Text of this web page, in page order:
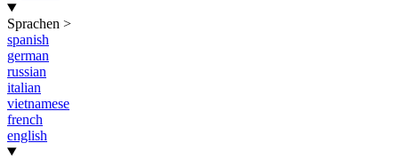
Sprachen >
spanish
german
russian
italian
vietnamese
french
english